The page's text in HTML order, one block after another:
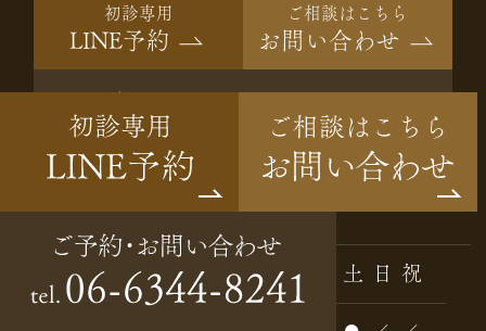
初診専用
LINE予約
ご相談はこちら
お問い合わせ
お問い合わせ
06-6344-8241
Instagram
診療時間 月 火 水 木 土 日 祝